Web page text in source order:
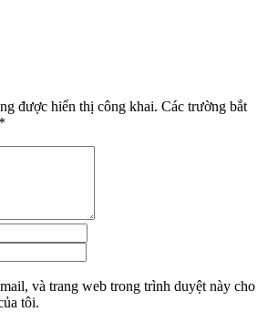
được hiển thị công khai. Các trường bắt
*
và trang web trong trình duyệt này cho
tôi.